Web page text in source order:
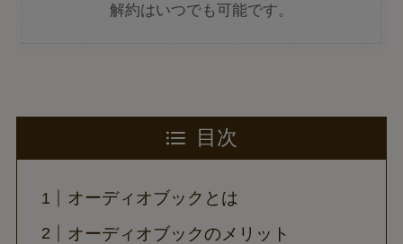
解約はいつでも可能です。
目次
オーディオブックとは
オーディオブックのメリット